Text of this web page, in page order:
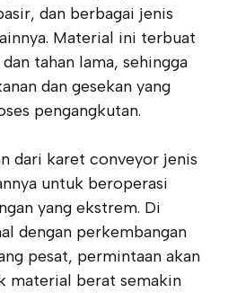
dan berbagai jenis
Material ini terbuat
tahan lama, sehingga
dan gesekan yang
pengangkutan.
dari karet conveyor jenis
untuk beroperasi
yang ekstrem. Di
dengan perkembangan
pesat, permintaan akan
material berat semakin